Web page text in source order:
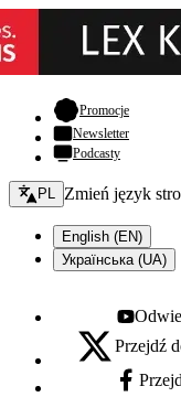
Promocje- otwiera
Newsletter
Podcasty
Zmień język - bieżący:
PL Zmień język
English (EN)
Українська (UA)
Youtube -
X - otwiera się w
Przejdź
Facebook -